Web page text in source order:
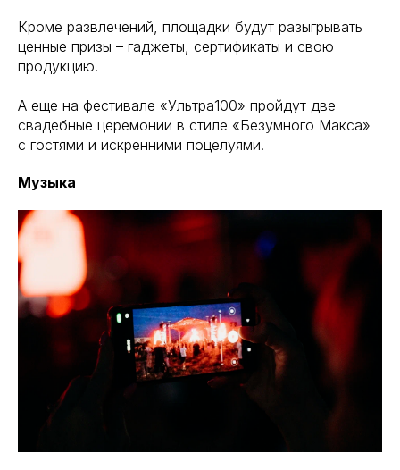
Кроме развлечений, площадки будут разыгрывать
ценные призы – гаджеты, сертификаты и свою
продукцию.
А еще на фестивале «Ультра100» пройдут две
свадебные церемонии в стиле «Безумного Макса»
с гостями и искренними поцелуями.
Музыка